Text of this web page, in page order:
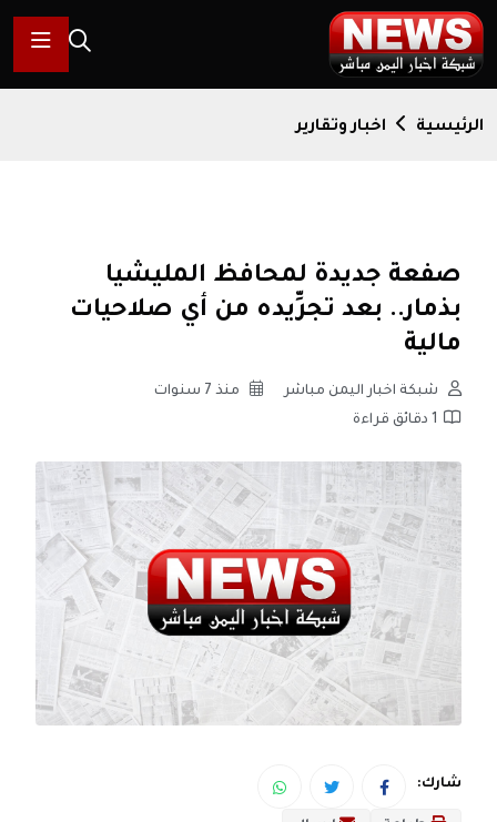
الرئيسية اخبار وتقارير
صفعة جديدة لمحافظ المليشيا
بذمار.. بعد تجرِّيده من أي صلاحيات
مالية
شبكة اخبار اليمن مباشر
منذ 7 سنوات
1 دقائق قراءة
شارك: